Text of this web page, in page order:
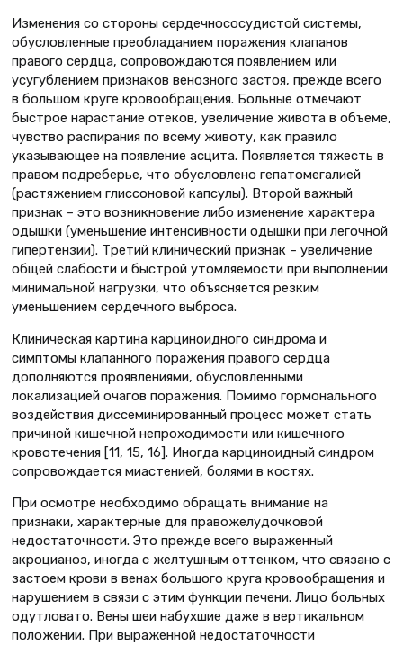
Изменения со стороны сердечнососудистой системы,
обусловленные преобладанием поражения клапанов
правого сердца, сопровождаются появлением или
усугублением признаков венозного застоя, прежде всего
в большом круге кровообращения. Больные отмечают
быстрое нарастание отеков, увеличение живота в объеме,
чувство распирания по всему животу, как правило
указывающее на появление асцита. Появляется тяжесть в
правом подреберье, что обусловлено гепатомегалией
(растяжением глиссоновой капсулы). Второй важный
признак – это возникновение либо изменение характера
одышки (уменьшение интенсивности одышки при легочной
гипертензии). Третий клинический признак – увеличение
общей слабости и быстрой утомляемости при выполнении
минимальной нагрузки, что объясняется резким
уменьшением сердечного выброса.
Клиническая картина карциноидного синдрома и
симптомы клапанного поражения правого сердца
дополняются проявлениями, обусловленными
локализацией очагов поражения. Помимо гормонального
воздействия диссеминированный процесс может стать
причиной кишечной непроходимости или кишечного
кровотечения [11, 15, 16]. Иногда карциноидный синдром
сопровождается миастенией, болями в костях.
При осмотре необходимо обращать внимание на
признаки, характерные для правожелудочковой
недостаточности. Это прежде всего выраженный
акроцианоз, иногда с желтушным оттенком, что связано с
застоем крови в венах большого круга кровообращения и
нарушением в связи с этим функции печени. Лицо больных
одутловато. Вены шеи набухшие даже в вертикальном
положении. При выраженной недостаточности